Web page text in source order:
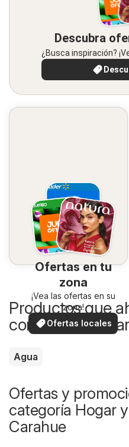
Descubra
¿Busca inspiración?
Ofertas en tu
zona
¡Vea las ofertas en su
zona!
Ofertas locales
Productos que
comprar más
Agua
Ofertas y
categoría Hogar
Carahue